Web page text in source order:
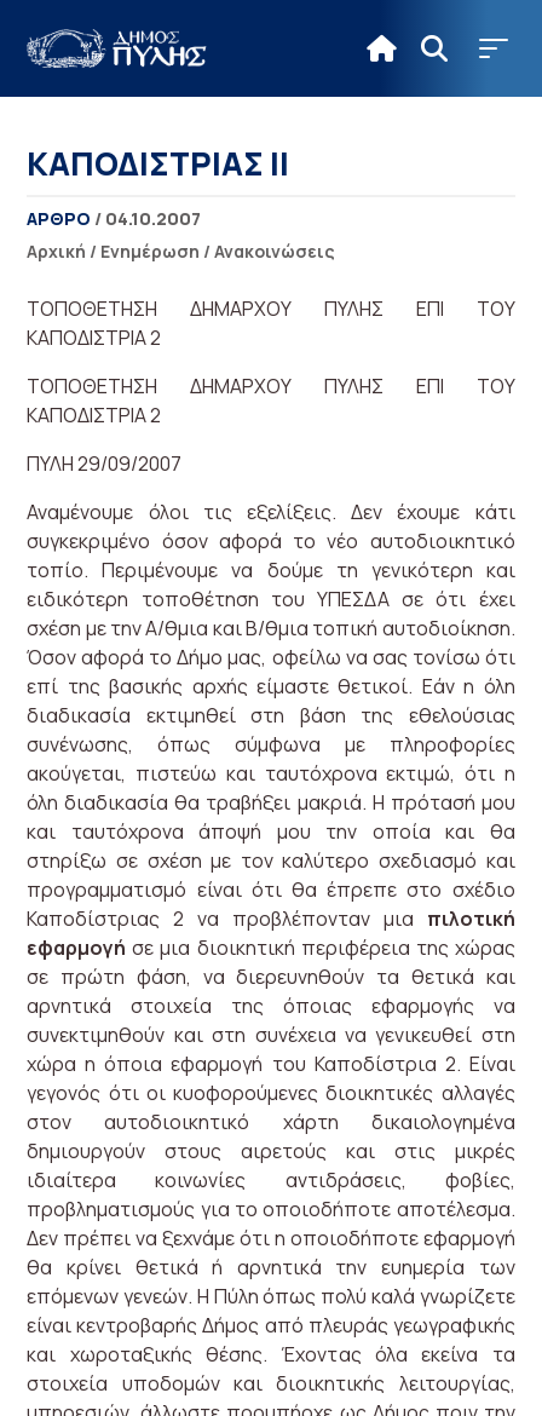
ΚΑΠΟΔΙΣΤΡΙΑΣ ΙΙ
ΑΡΘΡΟ / 04.10.2007
Αρχική / Ενημέρωση /Ανακοινώσεις
ΤΟΠΟΘΕΤΗΣΗ ΔΗΜΑΡΧΟΥ ΠΥΛΗΣ ΕΠΙ ΤΟΥ
ΚΑΠΟΔΙΣΤΡΙΑ 2
ΤΟΠΟΘΕΤΗΣΗ ΔΗΜΑΡΧΟΥ ΠΥΛΗΣ ΕΠΙ ΤΟΥ
ΚΑΠΟΔΙΣΤΡΙΑ 2
ΠΥΛΗ 29/09/2007
Αναμένουμε όλοι τις εξελίξεις. Δεν έχουμε κάτι
συγκεκριμένο όσον αφορά το νέο αυτοδιοικητικό
τοπίο. Περιμένουμε να δούμε τη γενικότερη και
ειδικότερη τοποθέτηση του ΥΠΕΣΔΑ σε ότι έχει
σχέση με την Α/θμια και Β/θμια τοπική αυτοδιοίκηση.
Όσον αφορά το Δήμο μας, οφείλω να σας τονίσω ότι
επί της βασικής αρχής είμαστε θετικοί. Εάν η όλη
διαδικασία εκτιμηθεί στη βάση της εθελούσιας
συνένωσης, όπως σύμφωνα με πληροφορίες
ακούγεται, πιστεύω και ταυτόχρονα εκτιμώ, ότι η
όλη διαδικασία θα τραβήξει μακριά. Η πρότασή μου
και ταυτόχρονα άποψή μου την οποία και θα
στηρίξω σε σχέση με τον καλύτερο σχεδιασμό και
προγραμματισμό είναι ότι θα έπρεπε στο σχέδιο
Καποδίστριας 2 να προβλέπονταν μια πιλοτική
εφαρμογή σε μια διοικητική περιφέρεια της χώρας
σε πρώτη φάση, να διερευνηθούν τα θετικά και
αρνητικά στοιχεία της όποιας εφαρμογής να
συνεκτιμηθούν και στη συνέχεια να γενικευθεί στη
χώρα η όποια εφαρμογή του Καποδίστρια 2. Είναι
γεγονός ότι οι κυοφορούμενες διοικητικές αλλαγές
στον αυτοδιοικητικό χάρτη δικαιολογημένα
δημιουργούν στους αιρετούς και στις μικρές
ιδιαίτερα κοινωνίες αντιδράσεις, φοβίες,
προβληματισμούς για το οποιοδήποτε αποτέλεσμα.
Δεν πρέπει να ξεχνάμε ότι η οποιοδήποτε εφαρμογή
θα κρίνει θετικά ή αρνητικά την ευημερία των
επόμενων γενεών. Η Πύλη όπως πολύ καλά γνωρίζετε
είναι κεντροβαρής Δήμος από πλευράς γεωγραφικής
και χωροταξικής θέσης. Έχοντας όλα εκείνα τα
στοιχεία υποδομών και διοικητικής λειτουργίας,